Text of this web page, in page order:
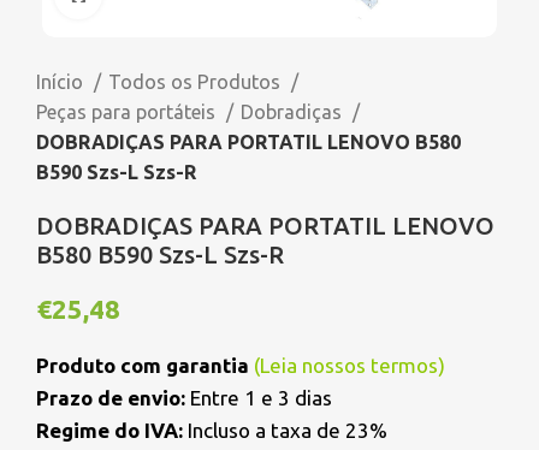
Início
Todos os Produtos
Peças para portáteis
Dobradiças
DOBRADIÇAS PARA PORTATIL LENOVO B580
B590 Szs-L Szs-R
DOBRADIÇAS PARA PORTATIL LENOVO
B580 B590 Szs-L Szs-R
€25,48
Produto com garantia (Leia nossos termos)
Prazo de envio: Entre 1 e 3 dias
Regime do IVA: Incluso a taxa de 23%